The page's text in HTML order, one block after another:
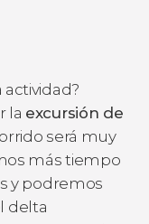
la excursión de
será muy
más tiempo
y podremos
delta